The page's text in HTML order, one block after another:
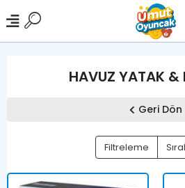
HAVUZ YATAK &
Geri Dön
Filtreleme